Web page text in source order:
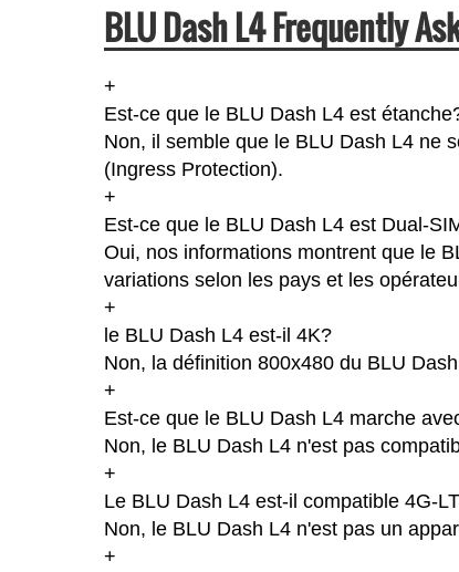
BLU Dash L4 Frequently
+
Est-ce que le BLU Dash L4 est
Non, il semble que le BLU Dash L4 ne
(Ingress Protection).
+
Est-ce que le BLU Dash L4 est Dual-
Oui, nos informations montrent que le
variations selon les pays et les
+
le BLU Dash L4 est-il 4K?
Non, la définition 800x480 du BLU
+
Est-ce que le BLU Dash L4 marche
Non, le BLU Dash L4 n'est pas
+
Le BLU Dash L4 est-il compatible 4G-
Non, le BLU Dash L4 n'est pas un
+